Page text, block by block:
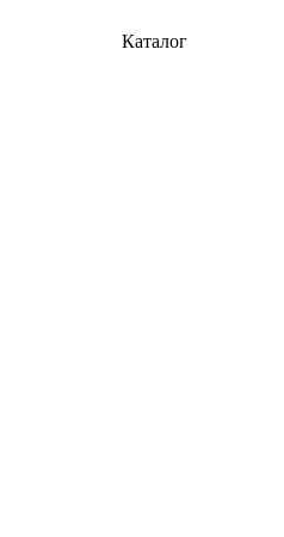
Каталог